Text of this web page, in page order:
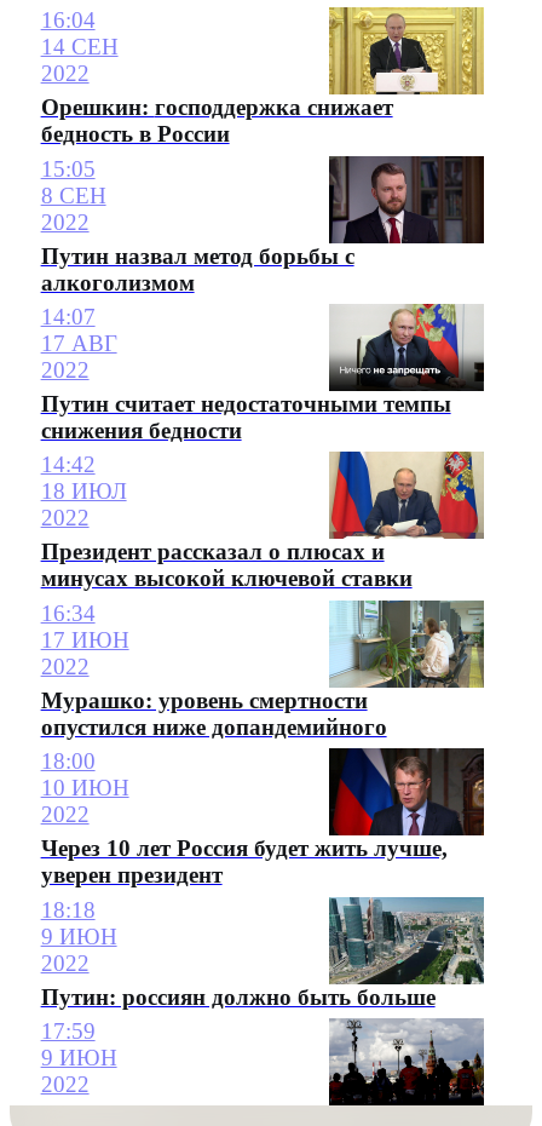
16:04
14 СЕН
2022
Орешкин: господдержка снижает
бедность в России
15:05
8 СЕН
2022
Путин назвал метод борьбы с
алкоголизмом
14:07
17 АВГ
2022
Путин считает недостаточными темпы
снижения бедности
14:42
18 ИЮЛ
2022
Президент рассказал о плюсах и
минусах высокой ключевой ставки
16:34
17 ИЮН
2022
Мурашко: уровень смертности
опустился ниже допандемийного
18:00
10 ИЮН
2022
Через 10 лет Россия будет жить лучше,
уверен президент
18:18
9 ИЮН
2022
Путин: россиян должно быть больше
17:59
9 ИЮН
2022